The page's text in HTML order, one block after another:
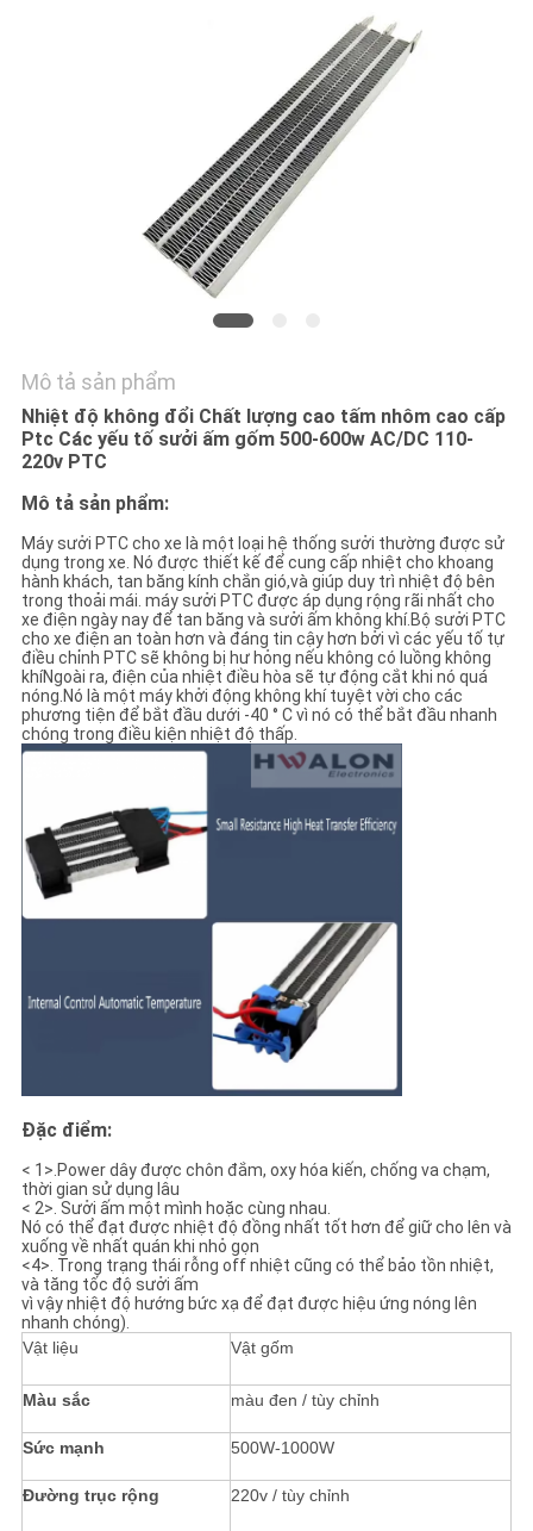
SƠ
ĐỒ
TRANG
WEB
CHÍNH
SÁCH
BẢO
MẬT
Mô tả sản phẩm
Nhiệt độ không đổi Chất lượng cao tấm nhôm cao cấp
Ptc Các yếu tố sưởi ấm gốm 500-600w AC/DC 110-
220v PTC
Mô tả sản phẩm:
Máy sưởi PTC cho xe là một loại hệ thống sưởi thường được sử
dụng trong xe. Nó được thiết kế để cung cấp nhiệt cho khoang
hành khách, tan băng kính chắn gió,và giúp duy trì nhiệt độ bên
trong thoải mái. máy sưởi PTC được áp dụng rộng rãi nhất cho
xe điện ngày nay để tan băng và sưởi ấm không khí.Bộ sưởi PTC
cho xe điện an toàn hơn và đáng tin cậy hơn bởi vì các yếu tố tự
điều chỉnh PTC sẽ không bị hư hỏng nếu không có luồng không
khíNgoài ra, điện của nhiệt điều hòa sẽ tự động cắt khi nó quá
nóng.Nó là một máy khởi động không khí tuyệt vời cho các
phương tiện để bắt đầu dưới -40 ° C vì nó có thể bắt đầu nhanh
chóng trong điều kiện nhiệt độ thấp.
Đặc điểm:
< 1>.Power dây được chôn đắm, oxy hóa kiến, chống va chạm,
thời gian sử dụng lâu
< 2>. Sưởi ấm một mình hoặc cùng nhau.
Nó có thể đạt được nhiệt độ đồng nhất tốt hơn để giữ cho lên và
xuống về nhất quán khi nhỏ gọn
<4>. Trong trạng thái rỗng off nhiệt cũng có thể bảo tồn nhiệt,
và tăng tốc độ sưởi ấm
vì vậy nhiệt độ hướng bức xạ để đạt được hiệu ứng nóng lên
nhanh chóng).
Vật liệu
Vật gốm
Màu sắc màu đen / tùy chỉnh
Sức mạnh 500W-1000W
Đường trục rộng 220v / tùy chỉnh